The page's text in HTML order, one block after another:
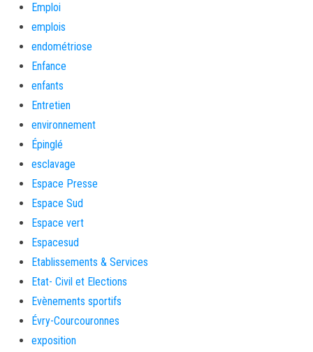
Emploi
emplois
endométriose
Enfance
enfants
Entretien
environnement
Épinglé
esclavage
Espace Presse
Espace Sud
Espace vert
Espacesud
Etablissements & Services
Etat- Civil et Elections
Evènements sportifs
Évry-Courcouronnes
exposition